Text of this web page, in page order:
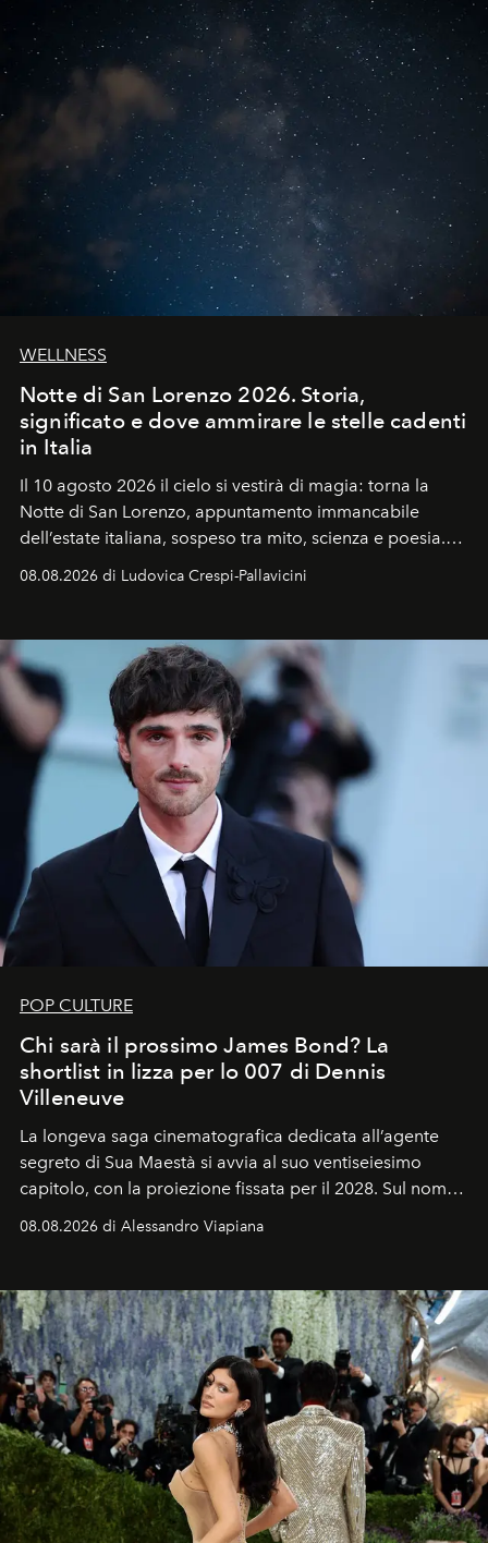
WELLNESS
Notte di San Lorenzo 2026. Storia,
significato e dove ammirare le stelle cadenti
in Italia
Il 10 agosto 2026 il cielo si vestirà di magia: torna la
Notte di San Lorenzo, appuntamento immancabile
dell’estate italiana, sospeso tra mito, scienza e poesia.
celeste per seguire il passaggio delle
all’universo i desideri più segreti
08.08.2026 di Ludovica Crespi-Pallavicini
POP CULTURE
Chi sarà il prossimo James Bond? La
shortlist in lizza per lo 007 di Dennis
Villeneuve
La longeva saga cinematografica dedicata all’agente
segreto di Sua Maestà si avvia al suo ventiseiesimo
capitolo, con la proiezione fissata per il 2028. Sul nome
Craig, però, regna ancora il più assoluto riserbo.
08.08.2026 di Alessandro Viapiana